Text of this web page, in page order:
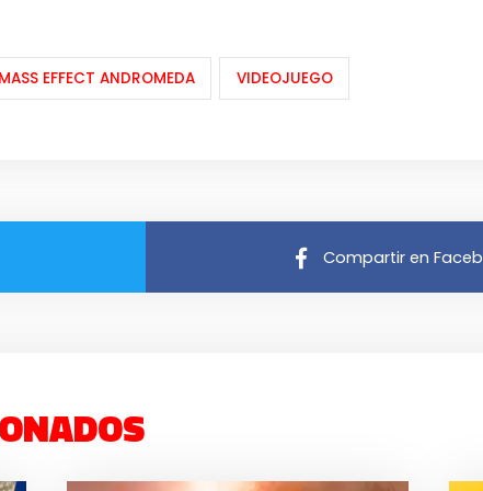
MASS EFFECT ANDROMEDA VIDEOJUEGO
Compartir en